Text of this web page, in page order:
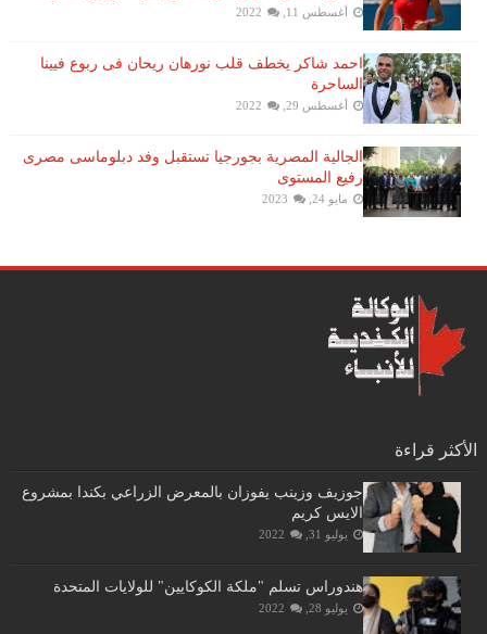
أغسطس 11, 2022
احمد شاكر يخطف قلب نورهان ريحان فى ربوع فيينا
الساحرة
أغسطس 29, 2022
الجالية المصرية بجورجيا تستقبل وفد دبلوماسى مصرى
رفيع المستوى
مايو 24, 2023
الأكثر قراءة
جوزيف وزينب يفوزان بالمعرض الزراعي بكندا بمشروع
الايس كريم
يوليو 31, 2022
هندوراس تسلم "ملكة الكوكايين" للولايات المتحدة
يوليو 28, 2022